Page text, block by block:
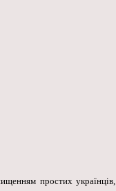
простих українців,